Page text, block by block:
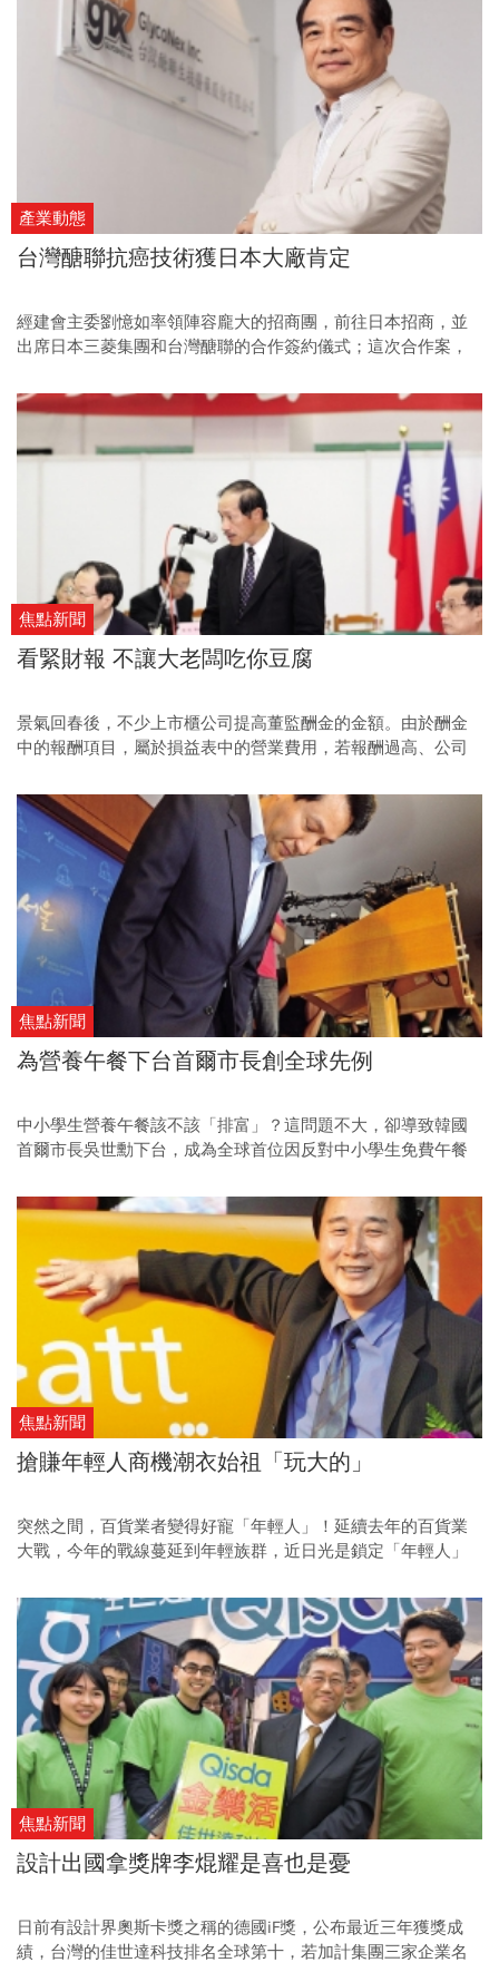
產業動態
台灣醣聯抗癌技術獲日本大廠肯定
經建會主委劉憶如率領陣容龐大的招商團，前往日本招商，並
出席日本三菱集團和台灣醣聯的合作簽約儀式；這次合作案，
溫。
焦點新聞
看緊財報 不讓大老闆吃你豆腐
景氣回春後，不少上市櫃公司提高董監酬金的金額。由於酬金
中的報酬項目，屬於損益表中的營業費用，若報酬過高、公司
人應檢視合併報表中，董監酬金占稅後純益比率，避免股東權
益遭到稀釋。
焦點新聞
為營養午餐下台首爾市長創全球先例
中小學生營養午餐該不該「排富」？這問題不大，卻導致韓國
首爾市長吳世勳下台，成為全球首位因反對中小學生免費午餐
焦點新聞
搶賺年輕人商機潮衣始祖「玩大的」
突然之間，百貨業者變得好寵「年輕人」！延續去年的百貨業
大戰，今年的戰線蔓延到年輕族群，近日光是鎖定「年輕人」
信義區的ATT 4 FUN試營運，連之前定位在高檔精品路線的明曜
百貨，也請來UNIQLO，將改裝為年輕人大店。
焦點新聞
設計出國拿獎牌李焜耀是喜也是憂
日前有設計界奧斯卡獎之稱的德國iF獎，公布最近三年獲獎成
績，台灣的佳世達科技排名全球第十，若加計集團三家企業名